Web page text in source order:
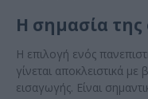
Η σημασία
Η επιλογή ενός
γίνεται αποκλειστικά
εισαγωγής. Είναι